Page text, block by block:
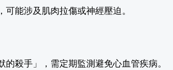
能涉及肌肉拉傷或神經壓迫。
殺手」，需定期監測避免心血管疾病。